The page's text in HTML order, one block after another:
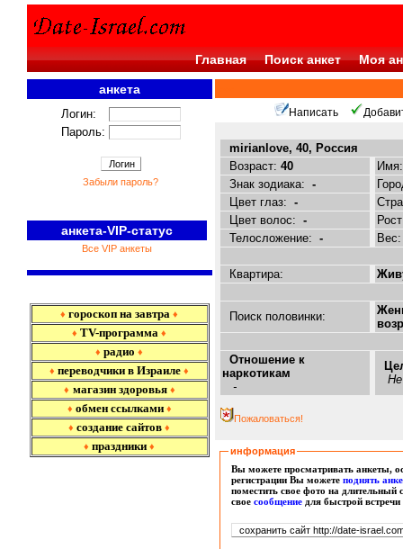
Главная Поиск анкет Моя
анкета
Логин:
Пароль:
Забыли пароль?
анкета-VIP-статус
Все VIP анкеты
♦ гороскоп на завтра ♦
♦ TV-программа ♦
♦ радио ♦
♦ переводчики в Израиле ♦
♦ магазин здоровья ♦
♦ обмен ссылками ♦
♦ создание сайтов ♦
♦ праздники ♦
Написать
mirianlove, 40, Россия
Возраст: 40
Знак зодиака: -
Цвет глаз: -
Цвет волос: -
Телосложение: -
Квартира:
Поиск половинки:
Отношение к
наркотикам
-
Пожаловаться!
информация
Вы можете просматривать анкеты,
регистрации Вы можетеподнять
поместить свое фото на длительный
своесообщение для быстрой